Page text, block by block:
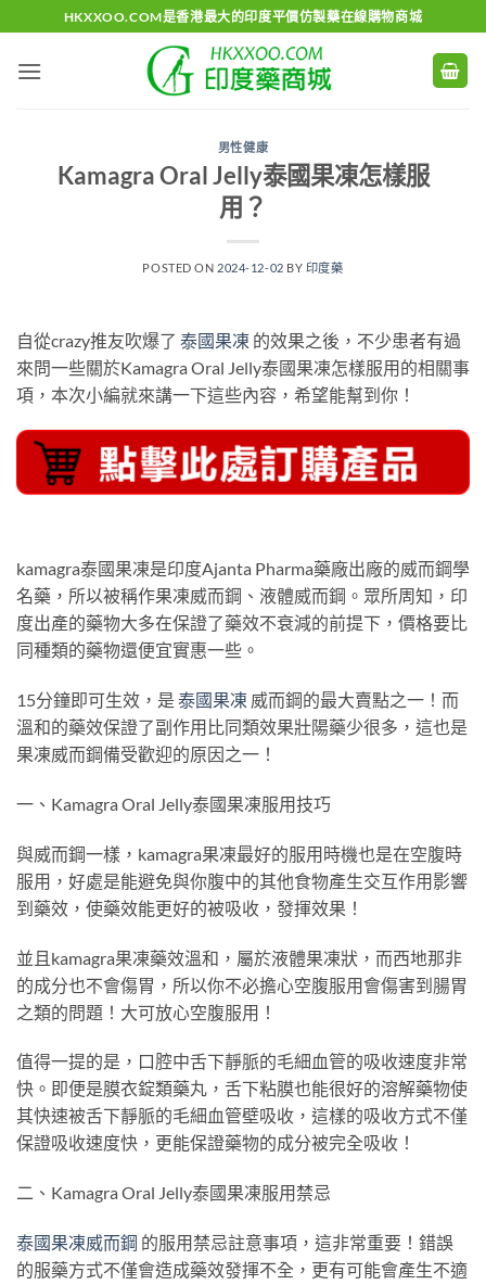
to
content
HKXXOO.COM是香港最大的印度平價仿製藥在線購物商城
男性健康
Kamagra Oral Jelly泰國果凍怎樣服
用？
POSTED ON 2024-12-02 BY 印度藥
自從crazy推友吹爆了 泰國果凍 的效果之後，不少患者有過
來問一些關於Kamagra Oral Jelly泰國果凍怎樣服用的相關事
項，本次小編就來講一下這些內容，希望能幫到你！
kamagra泰國果凍是印度Ajanta Pharma藥廠出廠的威而鋼學
名藥，所以被稱作果凍威而鋼、液體威而鋼。眾所周知，印
度出產的藥物大多在保證了藥效不衰減的前提下，價格要比
同種類的藥物還便宜實惠一些。
15分鐘即可生效，是 泰國果凍 威而鋼的最大賣點之一！而
溫和的藥效保證了副作用比同類效果壯陽藥少很多，這也是
果凍威而鋼備受歡迎的原因之一！
一、Kamagra Oral Jelly泰國果凍服用技巧
與威而鋼一樣，kamagra果凍最好的服用時機也是在空腹時
服用，好處是能避免與你腹中的其他食物產生交互作用影響
到藥效，使藥效能更好的被吸收，發揮效果！
並且kamagra果凍藥效溫和，屬於液體果凍狀，而西地那非
的成分也不會傷胃，所以你不必擔心空腹服用會傷害到腸胃
之類的問題！大可放心空腹服用！
值得一提的是，口腔中舌下靜脈的毛細血管的吸收速度非常
快。即便是膜衣錠類藥丸，舌下粘膜也能很好的溶解藥物使
其快速被舌下靜脈的毛細血管壁吸收，這樣的吸收方式不僅
保證吸收速度快，更能保證藥物的成分被完全吸收！
二、Kamagra Oral Jelly泰國果凍服用禁忌
泰國果凍威而鋼 的服用禁忌註意事項，這非常重要！錯誤
的服藥方式不僅會造成藥效發揮不全，更有可能會產生不適